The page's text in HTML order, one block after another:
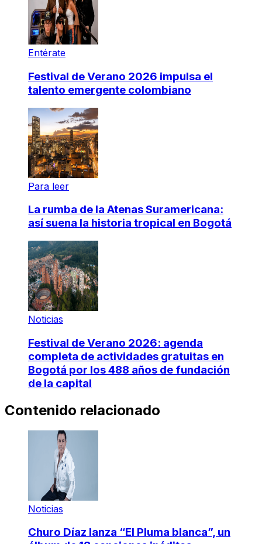
Entérate
Festival de Verano 2026 impulsa el
talento emergente colombiano
Para leer
La rumba de la Atenas Suramericana:
así suena la historia tropical en Bogotá
Noticias
Festival de Verano 2026: agenda
completa de actividades gratuitas en
Bogotá por los 488 años de fundación
de la capital
Contenido relacionado
Noticias
Churo Díaz lanza “El Pluma blanca”, un